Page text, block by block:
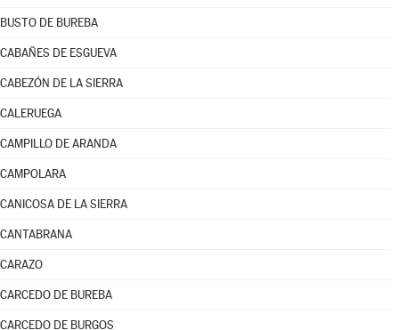
BUSTO DE BUREBA
CABAÑES DE ESGUEVA
CABEZÓN DE LA SIERRA
CALERUEGA
CAMPILLO DE ARANDA
CAMPOLARA
CANICOSA DE LA SIERRA
CANTABRANA
CARAZO
CARCEDO DE BUREBA
CARCEDO DE BURGOS